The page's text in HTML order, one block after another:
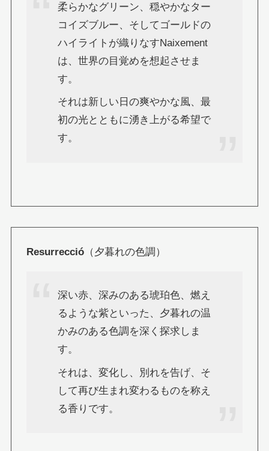
柔らかなグリーン、穏やかなター
コイズブルー、そしてゴールドの
ハイライトが織りなすNaixement
は、世界の目覚めを想起させま
す。
それは新しい日の爽やかな風、最
初の光とともに湧き上がる希望で
す。
Resurrecció （夕暮れの色調）
深い赤、深みのある琥珀色、燃え
るような紫といった、夕暮れの温
かみのある色調を深く探求しま
す。
それは、変化し、別れを告げ、そ
して再び生まれ変わるものを称え
る香りです。